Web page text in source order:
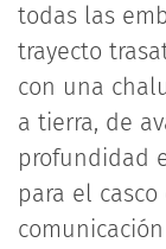
todas las
trayecto
con una
a tierra, de
profundidad
para el